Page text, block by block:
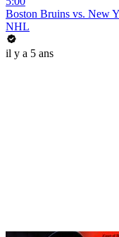
Boston Bruins vs. New
NHL
il y a 5 ans